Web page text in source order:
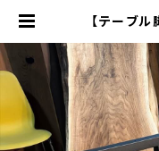
【テーブ
~665